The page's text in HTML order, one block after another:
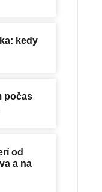
kedy
počas
od
a na